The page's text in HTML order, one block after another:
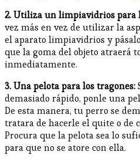
2. Utiliza un limpiavidrios para
vez más en vez de utilizar la
el aparato limpiavidrios y
que la goma del objeto atraerá
inmediatamente.
3. Una pelota para los tragones:
demasiado rápido, ponle una
De esta manera, tu perro se
tratara de hacerle el quite o de
Procura que la pelota sea lo
para que no se atore con ella.